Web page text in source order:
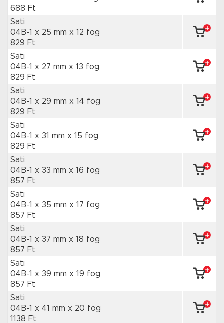
688 Ft
Sati
04B-1 x 25 mm x 12 fog
829 Ft
Sati
04B-1 x 27 mm x 13 fog
829 Ft
Sati
04B-1 x 29 mm x 14 fog
829 Ft
Sati
04B-1 x 31 mm x 15 fog
829 Ft
Sati
04B-1 x 33 mm x 16 fog
857 Ft
Sati
04B-1 x 35 mm x 17 fog
857 Ft
Sati
04B-1 x 37 mm x 18 fog
857 Ft
Sati
04B-1 x 39 mm x 19 fog
857 Ft
Sati
04B-1 x 41 mm x 20 fog
1138 Ft